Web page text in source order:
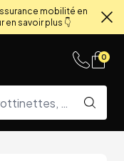
mobilité en
en savoir plus 👇
0